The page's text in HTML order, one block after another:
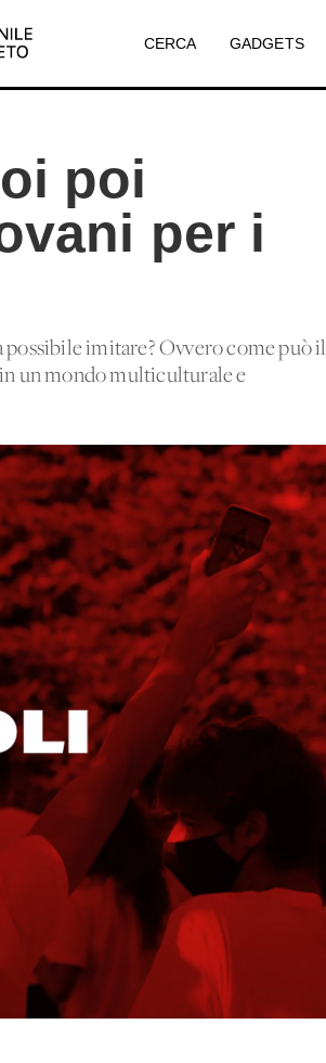
CERCA GADGETS
poi
per i
possibile imitare? Ovvero come può il
un mondo multiculturale e